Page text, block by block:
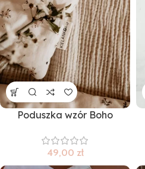
Poduszka wzór Boho
49,00 zł